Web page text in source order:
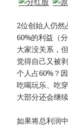
2位创始人仍然
60%的利益（
大家没关系，
觉得自己又被
个人占60%？
吃喝玩乐、吃
大部分还会继
如果将总利润